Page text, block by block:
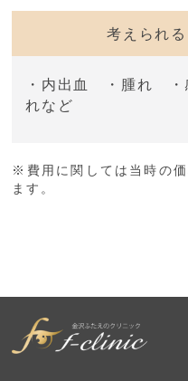
考えられ
・内出血 ・腫れ
れなど
※費用に関しては当時の
ます。